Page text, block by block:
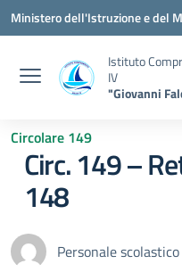
Vai ai contenuti
Vai al menu di navigazione
Vai al footer
Ministero dell'Istruzione e del
Istituto
IV
"Giovanni
Circolare 149
Circ. 149 –
148
Personale scolastico